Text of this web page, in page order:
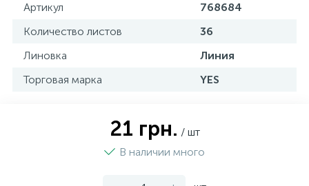
Артикул
768684
Количество листов
36
Линовка
Линия
Торговая марка
YES
21 грн. / шт
В наличии много